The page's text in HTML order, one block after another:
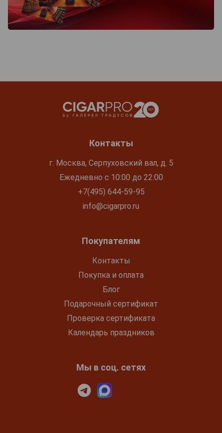
Контакты
г. Москва, Серпуховский вал, д. 5
Ежедневно с 10:00 до 22:00
+7(495) 644-59-95
info@cigarpro.ru
Покупателям
Контакты
Покупка и оплата
Блог
Подарочный сертификат
Проверка сертификата
Календарь праздников
Мы в соц. сетях